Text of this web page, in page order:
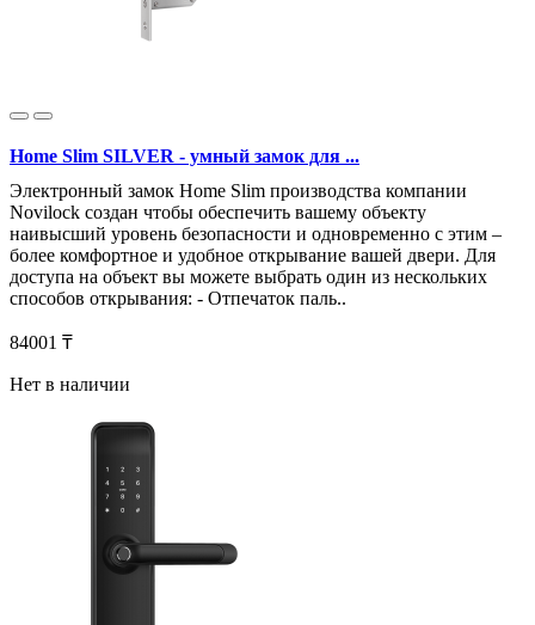
Home Slim SILVER - умный замок для ...
Электронный замок Home Slim производства компании
Novilock создан чтобы обеспечить вашему объекту
наивысший уровень безопасности и одновременно с этим –
более комфортное и удобное открывание вашей двери. Для
доступа на объект вы можете выбрать один из нескольких
способов открывания: - Отпечаток паль..
84001 ₸
Нет в наличии